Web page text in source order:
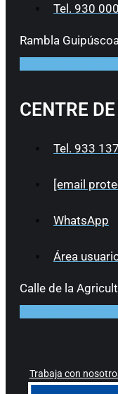
Tel. 930
Rambla
CENTRE
Tel. 933
[email
WhatsApp
Área
Calle de la
Trabaja con